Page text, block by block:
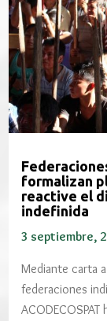
formalizan
reactive el
indefinida
3 septiembre,
Mediante carta
federaciones